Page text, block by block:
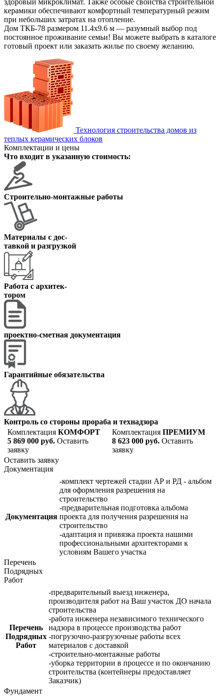
керамики обеспечивают комфортный температурный режим
при небольших затратах на отопление.
Дом ТКБ-78 размером 11.4х9.6 м — разумный выбор под
постоянное проживание семьи! Вы можете выбрать в каталоге
готовый проект или заказать жилье по своему желанию.
Технология строительства домов из
теплых керамических блоков
Комплектации и цены
Что входит в указанную стоимость:
Строительно-монтажные работы
Материалы с дос-
тавкой и разгрузкой
Работа с архитек-
тором
проектно-сметная документация
Гарантийные обязательства
Контроль со стороны прораба и технадзора
Комплектация КОМФОРТ
5 869 000 руб. Оставить
заявку
Комплектация ПРЕМИУМ
8 623 000 руб. Оставить
заявку
Оставить заявку
Документация
Документация
-комплект чертежей стадии АР и РД - альбом
для оформления разрешения на
строительство
-предварительная подготовка альбома
проекта для получения разрешения на
строительство
-адаптация и привязка проекта нашими
профессиональными архитекторами к
условиям Вашего участка
Перечень
Подрядных
Работ
Перечень
Подрядных
Работ
-предварительный выезд инженера,
производителя работ на Ваш участок ДО начала
строительства
-работа инженера независимого технического
надзора в процессе производства работ
-погрузочно-разгрузочные работы всех
материалов с доставкой
-строительно-монтажные работы
-уборка территории в процессе и по окончанию
строительства (контейнеры предоставляет
Заказчик)
Фундамент